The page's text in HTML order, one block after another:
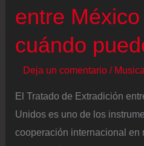
entre
cuándo
Deja un comentario /
El Tratado de Extradición
Unidos es uno de los
cooperación internacional en